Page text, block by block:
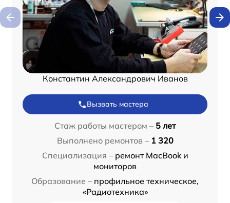
Константин Александрович Иванов
Вызвать мастера
Стаж работы мастером – 5 лет
Выполнено ремонтов – 1 320
Специализация – ремонт MacBook и
мониторов
Образование – профильное техническое,
«Радиотехника»